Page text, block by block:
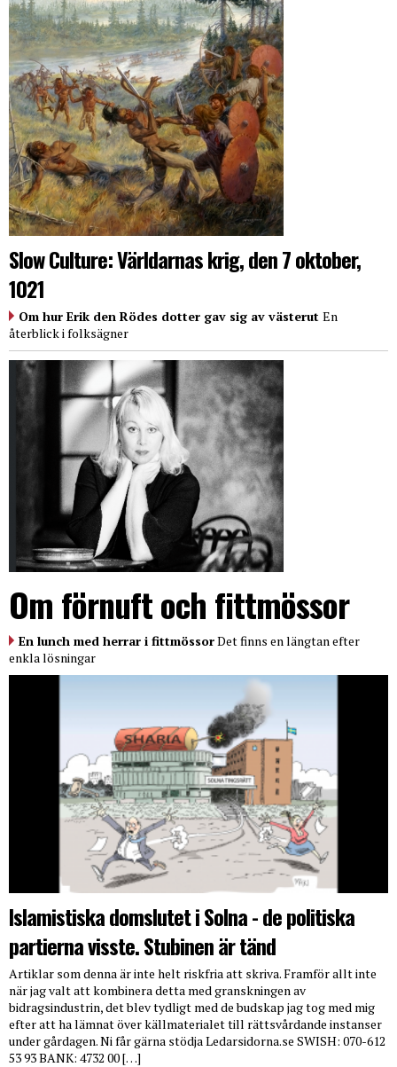
Slow Culture: Världarnas krig, den 7 oktober,
1021
Om hur Erik den Rödes dotter gav sig av västerut En
återblick i folksägner
Om förnuft och fittmössor
En lunch med herrar i fittmössorDet finns en längtan efter
enkla lösningar
Islamistiska domslutet i Solna - de politiska
partierna visste. Stubinen är tänd
Artiklar som denna är inte helt riskfria att skriva. Framför allt inte
när jag valt att kombinera detta med granskningen av
bidragsindustrin, det blev tydligt med de budskap jag tog med mig
efter att ha lämnat över källmaterialet till rättsvårdande instanser
under gårdagen. Ni får gärna stödja Ledarsidorna.se SWISH: 070-612
53 93 BANK: 4732 00 […]